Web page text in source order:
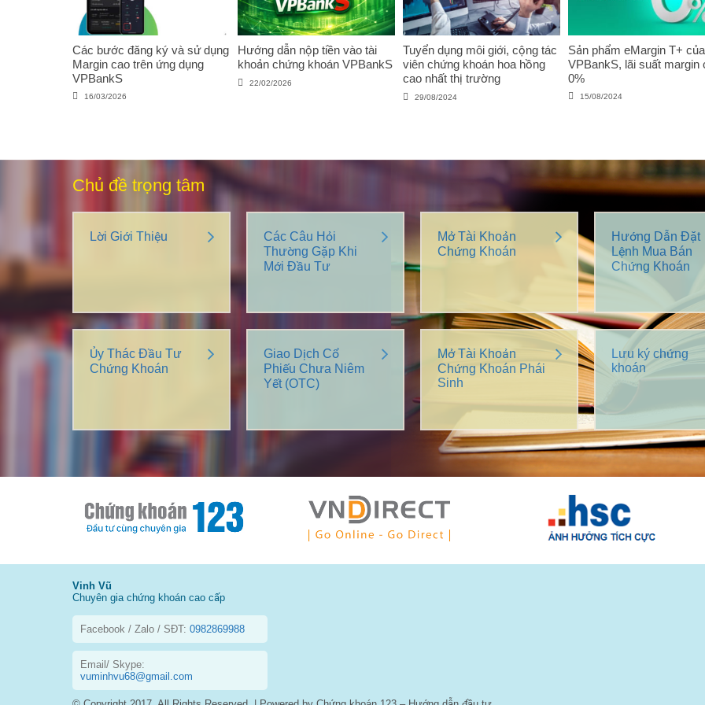
Các bước đăng ký và sử dụng
Margin cao trên ứng dụng
VPBankS
16/03/2026
Hướng dẫn nộp tiền vào tài
khoản chứng khoán VPBankS
22/02/2026
Tuyển dụng môi giới, cộng tác
viên chứng khoán hoa hồng
cao nhất thị trường
29/08/2024
Sản phẩm eMargin T+ của
VPBankS, lãi suất margin
0%
15/08/2024
Chủ đề trọng tâm
Lời Giới Thiệu
Các Câu Hỏi
Thường Gặp Khi
Mới Đầu Tư
Mở Tài Khoản
Chứng Khoán
Hướng Dẫn Đặt
Lệnh Mua Bán
Chứng Khoán
Ủy Thác Đầu Tư
Chứng Khoán
Giao Dịch Cổ
Phiếu Chưa Niêm
Yết (OTC)
Mở Tài Khoản
Chứng Khoán Phái
Sinh
Lưu ký chứng
khoán
Vinh Vũ
Chuyên gia chứng khoán cao cấp
Facebook / Zalo / SĐT: 0982869988
Email/ Skype:
vuminhvu68@gmail.com